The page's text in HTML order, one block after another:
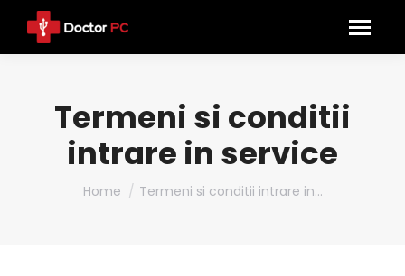
Termeni si conditii
intrare in service
You are here:
Home Termeni si conditii intrare in…